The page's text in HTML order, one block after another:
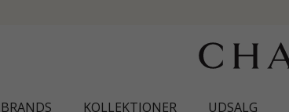
BRANDS KOLLEKTIONER UDSALG